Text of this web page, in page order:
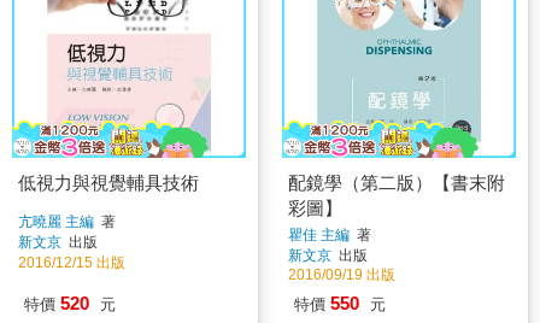
低視力與視覺輔具技術
亢曉麗 主編 著
新文京 出版
2016/12/15 出版
特價 520 元
配鏡學（第二版）【書末附
彩圖】
瞿佳 主編 著
新文京 出版
2016/09/19 出版
特價 550 元